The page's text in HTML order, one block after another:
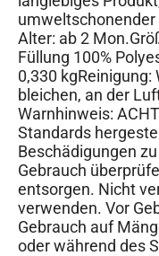
Alter: ab 2
Füllung 100%
0,330
bleichen, an der
Warnhinweis:
Standards
Beschädigungen
Gebrauch
entsorgen. Nicht
verwenden. Vor
Gebrauch auf
oder während des